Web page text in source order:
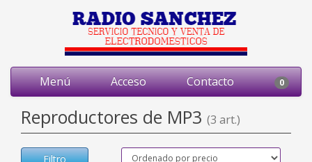
Menú Acceso Contacto 0
Reproductores de MP3 (3 art.)
Filtro